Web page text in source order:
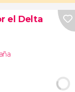
el Delta